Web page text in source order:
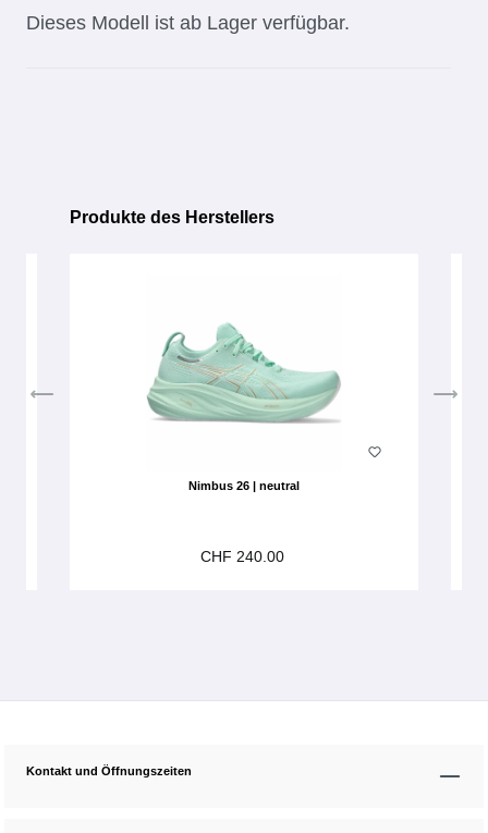
Dieses Modell ist ab Lager verfügbar.
Produktgalerie überspringen
Produkte des Herstellers
Nimbus 26 | neutral
CHF 240.00
Kontakt und Öffnungszeiten